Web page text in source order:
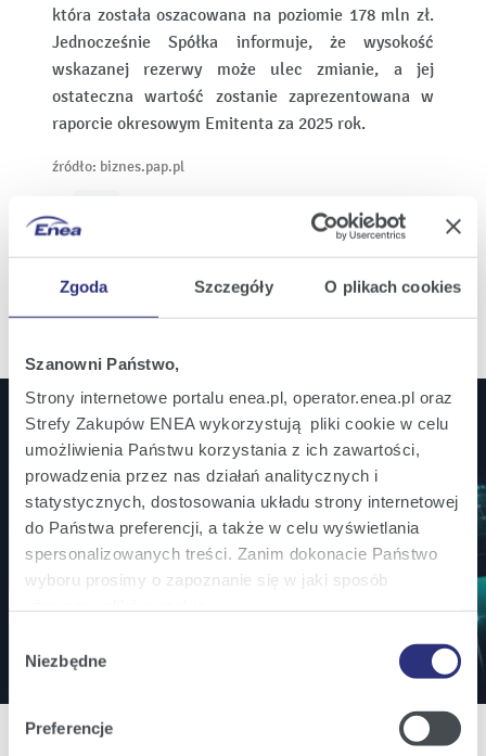
Zgoda Szczegóły O plikach cookies
Szanowni Państwo,
Strony internetowe portalu enea.pl, operator.enea.pl oraz
Strefy Zakupów ENEA wykorzystują pliki cookie w celu
umożliwienia Państwu korzystania z ich zawartości,
prowadzenia przez nas działań analitycznych i
statystycznych, dostosowania układu strony internetowej
do Państwa preferencji, a także w celu wyświetlania
spersonalizowanych treści. Zanim dokonacie Państwo
wyboru prosimy o zapoznanie się w jaki sposób
Szczegółowe informacje na ten temat znajdziecie
Polityce
zgody
Niezbędne
Preferencje
która została oszacowana na poziomie 178 mln zł.
Jednocześnie Spółka informuje, że wysokość
wskazanej rezerwy może ulec zmianie, a jej
ostateczna wartość zostanie zaprezentowana w
raporcie okresowym Emitenta za 2025 rok.
źródło: biznes.pap.pl
Wydrukuj
Jesteś inwestorem? Bądź na bieżąco!
Zamów powiadomienia mailowe o wszystkich
istotnych informacjach ważnych dla inwestorów.